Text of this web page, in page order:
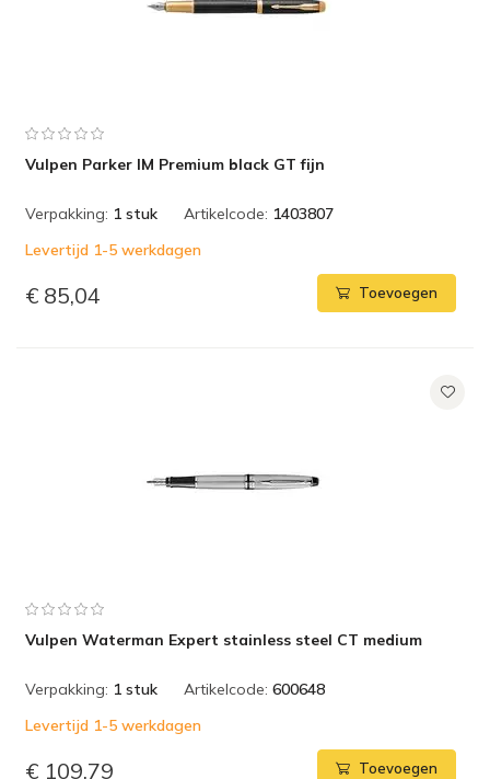
Vulpen Parker IM Premium black GT fijn
Verpakking: 1 stuk Artikelcode: 1403807
Levertijd 1-5 werkdagen
€ 85,04 Toevoegen
Vulpen Waterman Expert stainless steel CT medium
Verpakking: 1 stuk Artikelcode: 600648
Levertijd 1-5 werkdagen
€ 109,79 Toevoegen